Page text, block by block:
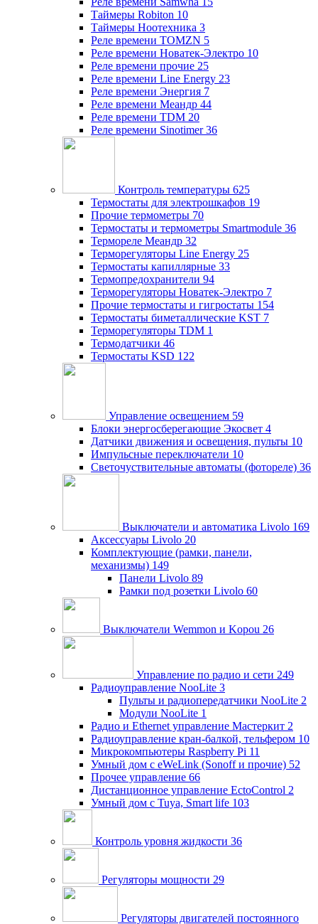
Таймеры Robiton 10
Таймеры Ноотехника 3
Реле времени TOMZN 5
Реле времени Новатек-Электро 10
Реле времени прочие 25
Реле времени Line Energy 23
Реле времени Энергия 7
Реле времени Меандр 44
Реле времени TDM 20
Реле времени Sinotimer 36
Контроль температуры 625
Термостаты для электрошкафов 19
Прочие термометры 70
Термостаты и термометры Smartmodule 36
Термореле Меандр 32
Терморегуляторы Line Energy 25
Термостаты капиллярные 33
Термопредохранители 94
Терморегуляторы Новатек-Электро 7
Прочие термостаты и гигростаты 154
Термостаты биметаллические KST 7
Терморегуляторы TDM 1
Термодатчики 46
Термостаты KSD 122
Управление освещением 59
Блоки энергосберегающие Экосвет 4
Датчики движения и освещения, пульты 10
Импульсные переключатели 10
Светочуствительные автоматы (фотореле) 36
Выключатели и автоматика Livolo 169
Аксессуары Livolo 20
Комплектующие (рамки, панели,
механизмы) 149
Панели Livolo 89
Рамки под розетки Livolo 60
Выключатели Wemmon и Kopou 26
Управление по радио и сети 249
Радиоуправление NooLite 3
Пульты и радиопередатчики NooLite 2
Модули NooLite 1
Радио и Ethernet управление Мастеркит 2
Радиоуправление кран-балкой, тельфером 10
Микрокомпьютеры Raspberry Pi 11
Умный дом c eWeLink (Sonoff и прочие) 52
Прочее управление 66
Дистанционное управление EctoControl 2
Умный дом с Tuya, Smart life 103
Контроль уровня жидкости 36
Регуляторы мощности 29
Регуляторы двигателей постоянного